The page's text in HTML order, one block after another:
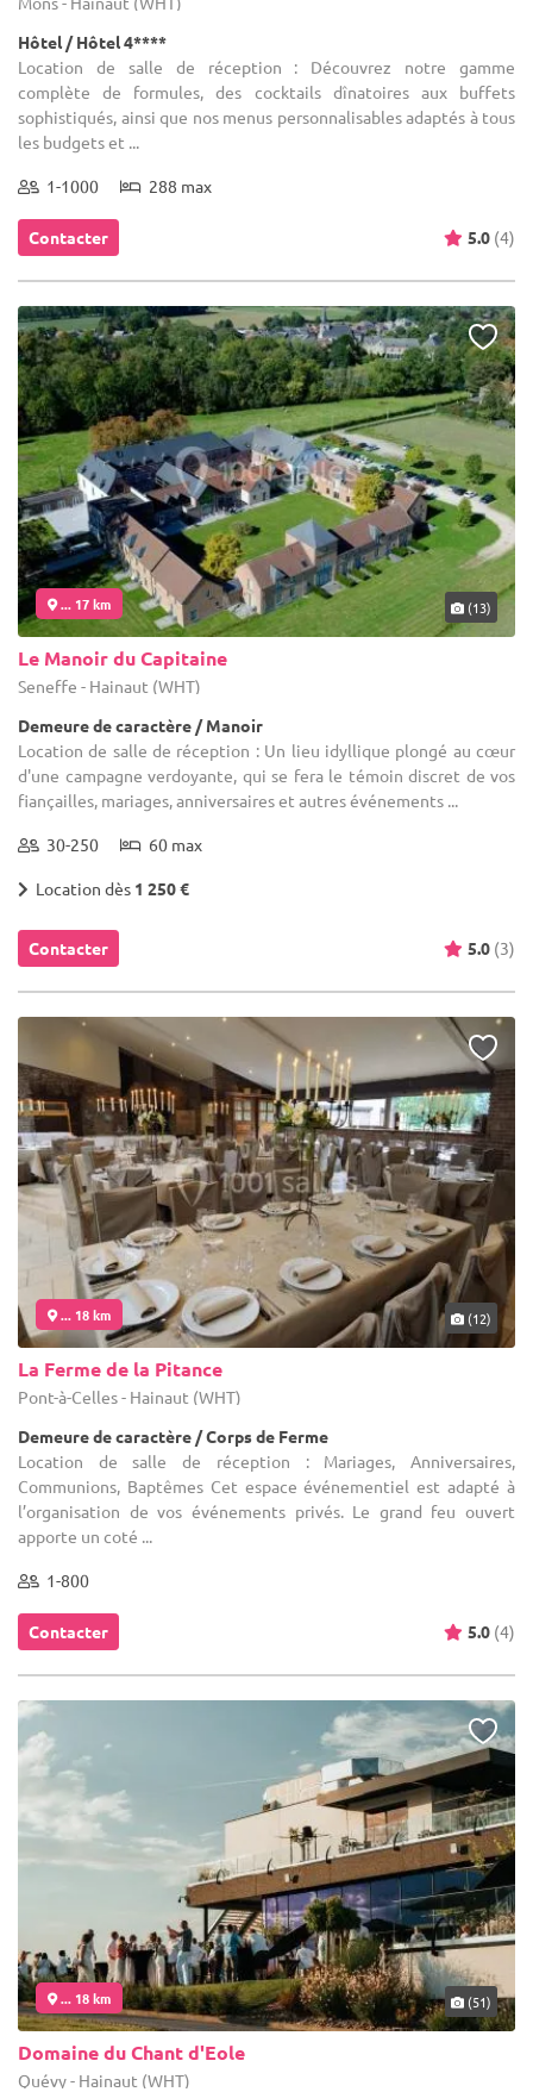
Hôtel / Hôtel 4****
Location de salle de réception : Découvrez notre gamme
complète de formules, des cocktails dînatoires aux buffets
sophistiqués, ainsi que nos menus personnalisables adaptés à tous
les budgets et ...
1-1000 288 max
Contacter 5.0 (4)
... 17 km (13)
Le Manoir du Capitaine
Seneffe - Hainaut (WHT)
Demeure de caractère / Manoir
Location de salle de réception : Un lieu idyllique plongé au cœur
d'une campagne verdoyante, qui se fera le témoin discret de vos
fiançailles, mariages, anniversaires et autres événements ...
30-250 60 max
Location dès 1 250 €
Contacter 5.0 (3)
... 18 km (12)
La Ferme de la Pitance
Pont-à-Celles - Hainaut (WHT)
Demeure de caractère / Corps de Ferme
Location de salle de réception : Mariages, Anniversaires,
Communions, Baptêmes Cet espace événementiel est adapté à
l’organisation de vos événements privés. Le grand feu ouvert
apporte un coté ...
1-800
Contacter 5.0 (4)
... 18 km (51)
Domaine du Chant d'Eole
Quévy - Hainaut (WHT)